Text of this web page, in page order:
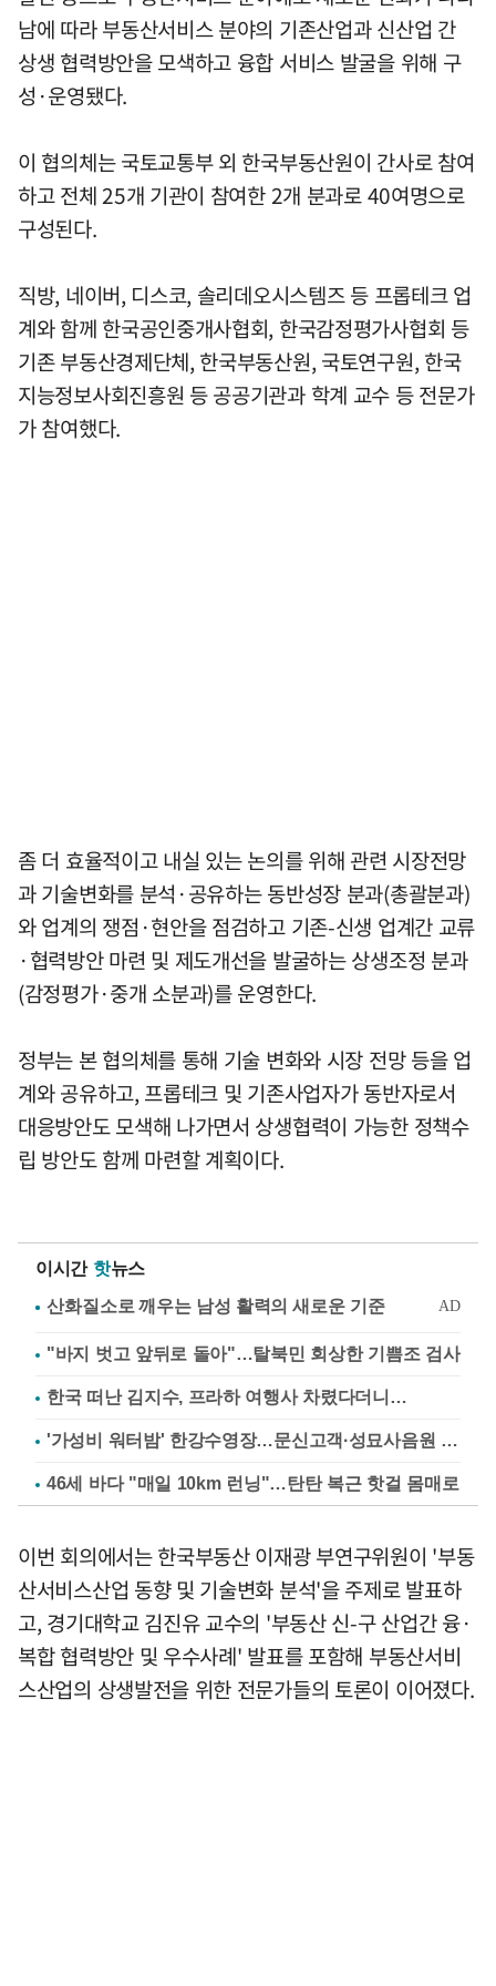
남에 따라 부동산서비스 분야의 기존산업과 신산업 간
상생 협력방안을 모색하고 융합 서비스 발굴을 위해 구
성·운영됐다.
이 협의체는 국토교통부 외 한국부동산원이 간사로 참여
하고 전체 25개 기관이 참여한 2개 분과로 40여명으로
구성된다.
직방, 네이버, 디스코, 솔리데오시스템즈 등 프롭테크 업
계와 함께 한국공인중개사협회, 한국감정평가사협회 등
기존 부동산경제단체, 한국부동산원, 국토연구원, 한국
지능정보사회진흥원 등 공공기관과 학계 교수 등 전문가
가 참여했다.
좀 더 효율적이고 내실 있는 논의를 위해 관련 시장전망
과 기술변화를 분석·공유하는 동반성장 분과(총괄분과)
와 업계의 쟁점·현안을 점검하고 기존-신생 업계간 교류
·협력방안 마련 및 제도개선을 발굴하는 상생조정 분과
(감정평가·중개 소분과)를 운영한다.
정부는 본 협의체를 통해 기술 변화와 시장 전망 등을 업
계와 공유하고, 프롭테크 및 기존사업자가 동반자로서
대응방안도 모색해 나가면서 상생협력이 가능한 정책수
립 방안도 함께 마련할 계획이다.
이시간 핫뉴스
"바지 벗고 앞뒤로 돌아"…탈북민 회상한 기쁨조 검사
한국 떠난 김지수, 프라하 여행사 차렸다더니…
'가성비 워터밤' 한강수영장…문신고객·성묘사음원 민원
46세 바다 "매일 10km 런닝"…탄탄 복근 핫걸 몸매로
이번 회의에서는 한국부동산 이재광 부연구위원이 '부동
산서비스산업 동향 및 기술변화 분석'을 주제로 발표하
고, 경기대학교 김진유 교수의 '부동산 신-구 산업간 융·
복합 협력방안 및 우수사례' 발표를 포함해 부동산서비
스산업의 상생발전을 위한 전문가들의 토론이 이어졌다.